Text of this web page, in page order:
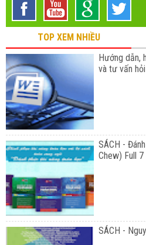
TOP XEM NHIỀU
Hướng dẫn,
và tư vấn
SÁCH -
Chew) Full 7
SÁCH -